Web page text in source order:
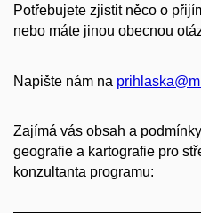
Potřebujete zjistit něco o
nebo máte jinou obecnou
Napište nám na
Zajímá vás obsah a
geografie a kartografie pro
konzultanta programu: